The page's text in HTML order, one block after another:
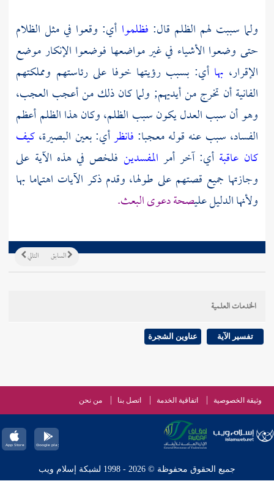
ولما سببت لهم الظلم قال: فظلموا أي: وقعوا في مثل الظلام
حتى وضعوا الأشياء في غير مواضعها فوضعوا الإنكار موضع
الإقرار، بهاأي: بسبب رؤيتها خوفا على رئاستهم ومملكتهم
الفانية أن تخرج من أيديهم; ولما كان ذلك من أعجب العجب،
وهو أن سبب العدل يكون سبب الظلم، وكان هذا الظلم أعظم
الفساد، سبب عنه قوله معجبا: فانظرأي: بعين البصيرة،كيف
كان عاقبة أي: آخر أمر المفسدين فلخص في هذه الآية على
وجازتها جميع قصتهم على طولها، وقدم ذكر الآيات اهتماما بها
ولأنها الدليل علىصحة دعوى البعث.
التالي السابق
الخدمات العلمية
تفسير الآية عناوين الشجرة
وثيقة الخصوصية اتفاقية الخدمة اتصل بنا من نحن
جميع الحقوق محفوظة © 2026 - 1998 لشبكة إسلام ويب